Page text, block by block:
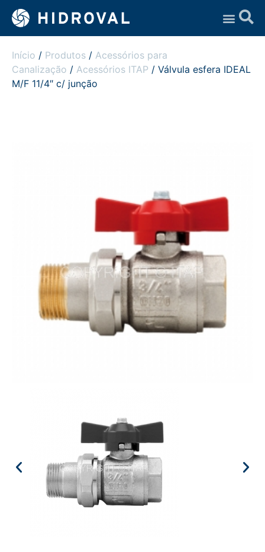
Início / Produtos / Acessórios para
Canalização / Acessórios ITAP / Válvula esfera IDEAL
M/F 11/4″ c/ junção